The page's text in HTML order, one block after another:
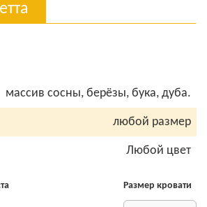
массив сосны, берёзы, бука, дуба.
любой размер
Любой цвет
Размер кровати